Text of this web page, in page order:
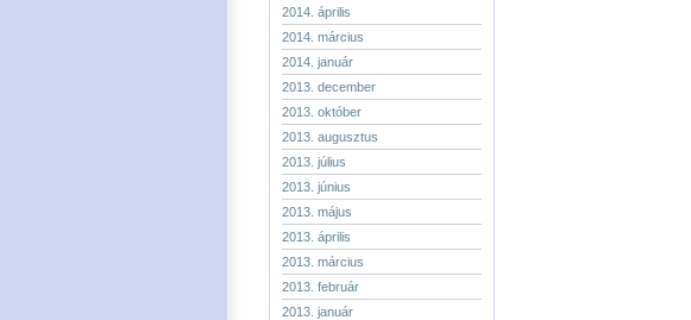
2014. április
2014. március
2014. január
2013. december
2013. október
2013. augusztus
2013. július
2013. június
2013. május
2013. április
2013. március
2013. február
2013. január